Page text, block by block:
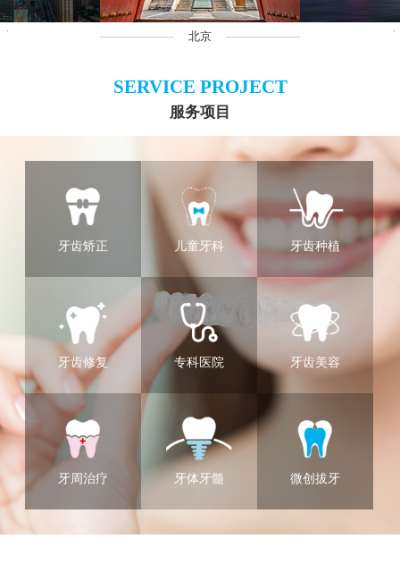
北京
SERVICE PROJECT
服务项目
牙齿矫正 儿童牙科 牙齿种植
牙齿修复 专科医院 牙齿美容
牙周治疗 牙体牙髓 微创拔牙